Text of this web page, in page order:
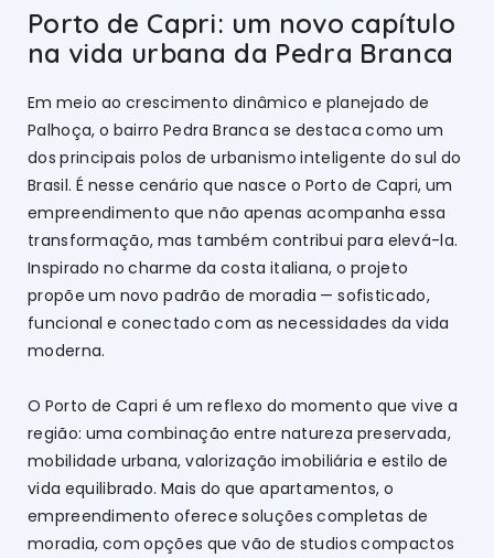
Porto de Capri: um novo capítulo
na vida urbana da Pedra Branca
Em meio ao crescimento dinâmico e planejado de
Palhoça, o bairro Pedra Branca se destaca como um
dos principais polos de urbanismo inteligente do sul do
Brasil. É nesse cenário que nasce o Porto de Capri, um
empreendimento que não apenas acompanha essa
transformação, mas também contribui para elevá-la.
Inspirado no charme da costa italiana, o projeto
propõe um novo padrão de moradia — sofisticado,
funcional e conectado com as necessidades da vida
moderna.
O Porto de Capri é um reflexo do momento que vive a
região: uma combinação entre natureza preservada,
mobilidade urbana, valorização imobiliária e estilo de
vida equilibrado. Mais do que apartamentos, o
empreendimento oferece soluções completas de
moradia, com opções que vão de studios compactos